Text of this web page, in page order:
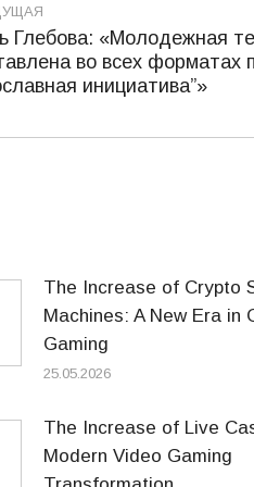
Глебова: «Молодежная
во всех форматах
инициатива”»
The Increase of Crypto
Machines: A New Era in
Gaming
25.05.2026
The Increase of Live
Modern Video Gaming